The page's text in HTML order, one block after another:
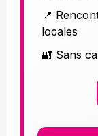
📍
locales
🔐 Sans